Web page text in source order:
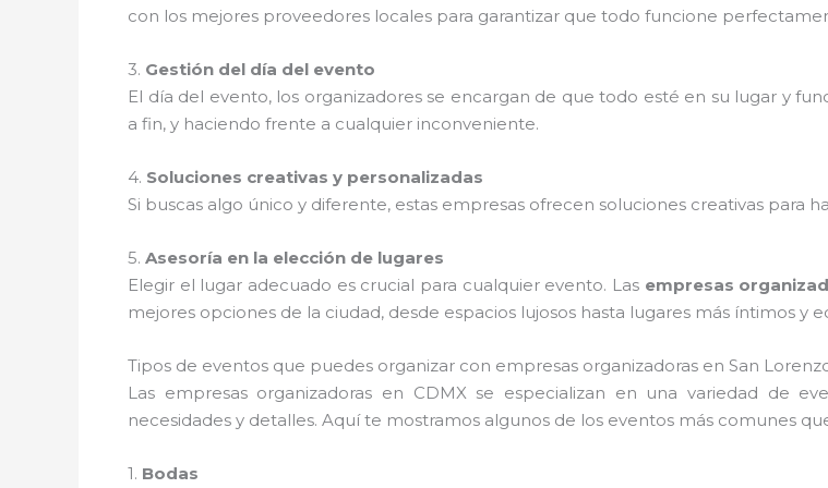
con los mejores proveedores locales para garantizar que todo funcione
3. Gestión del día del evento
El día del evento, los organizadores se encargan de que todo esté en su lugar y
a fin, y haciendo frente a cualquier inconveniente.
4. Soluciones creativas y personalizadas
Si buscas algo único y diferente, estas empresas ofrecen soluciones creativas para
5. Asesoría en la elección de lugares
Elegir el lugar adecuado es crucial para cualquier evento. Las empresas
mejores opciones de la ciudad, desde espacios lujosos hasta lugares más íntimos y
Tipos de eventos que puedes organizar con empresas organizadoras en San
Las empresas organizadoras en CDMX se especializan en una variedad de
necesidades y detalles. Aquí te mostramos algunos de los eventos más comunes
1. Bodas